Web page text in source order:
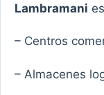
Lambramani
– Centros
– Almacenes